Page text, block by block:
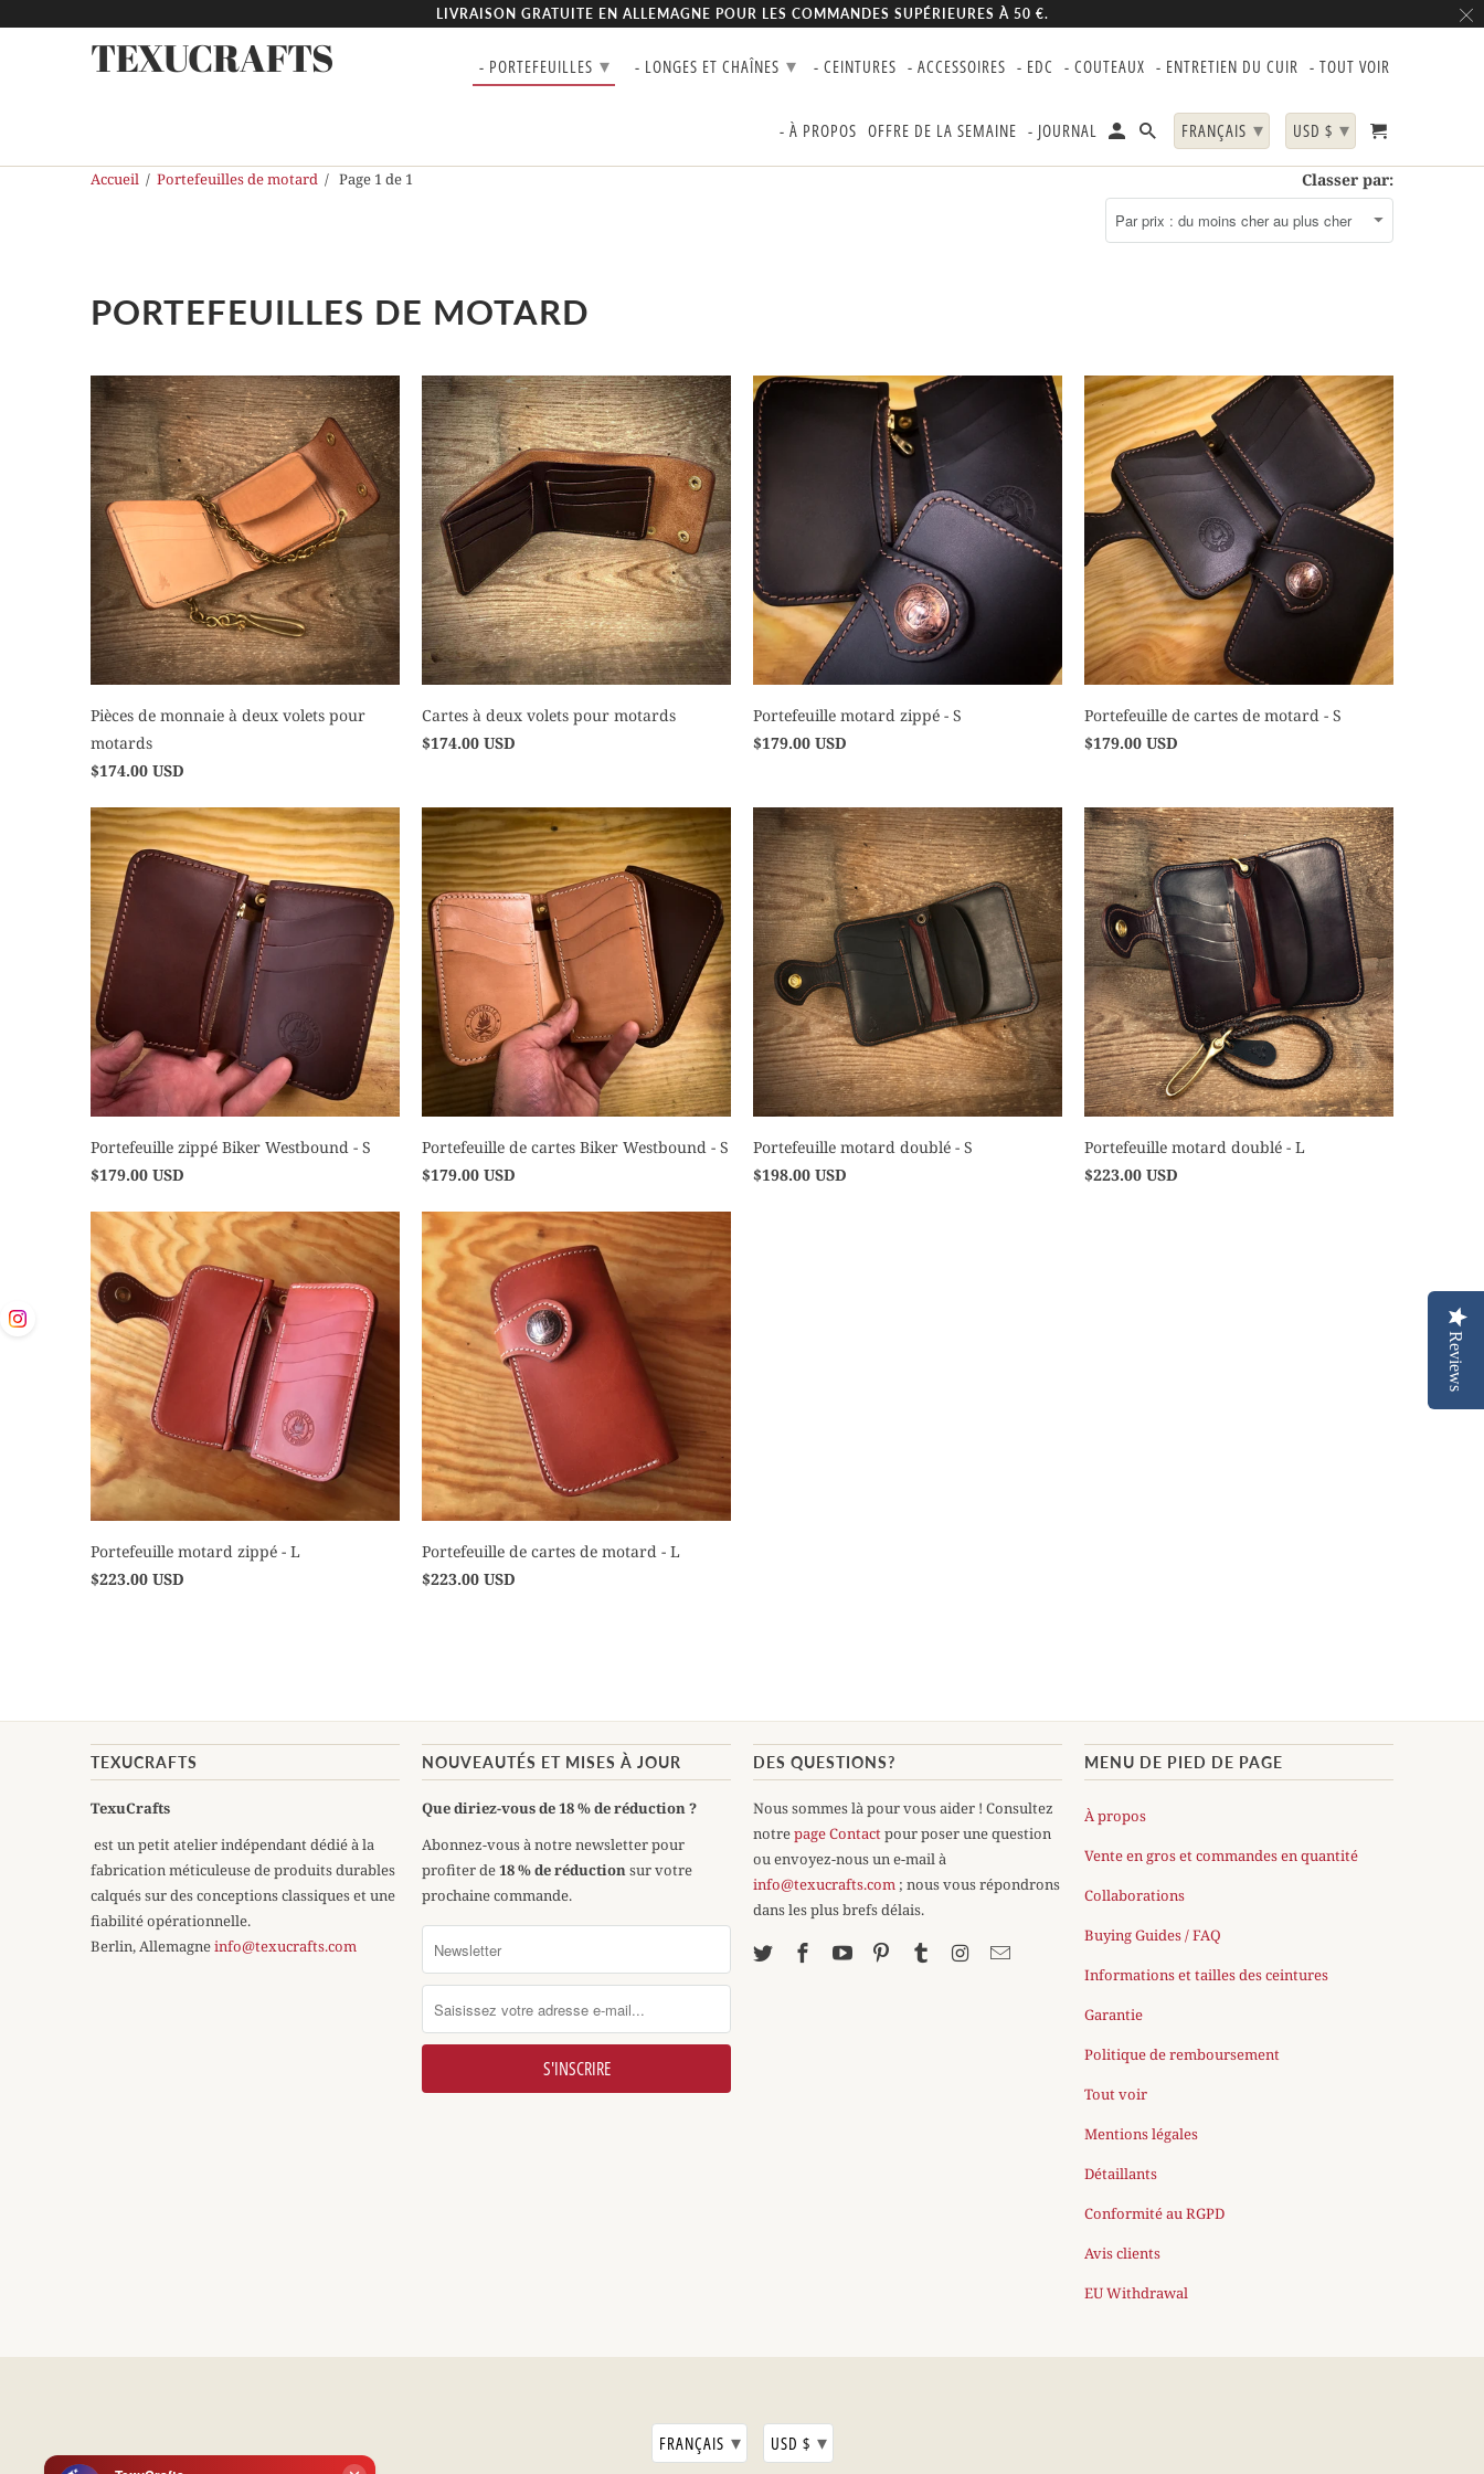
Accueil / Portefeuilles de motard / Page 1 de 1 Classer par:
PORTEFEUILLES DE MOTARD
Pièces de monnaie à deux volets pour
motards
$174.00 USD
Cartes à deux volets pour motards
$174.00 USD
Portefeuille motard zippé - S
$179.00 USD
Portefeuille de cartes de motard - S
$179.00 USD
Portefeuille zippé Biker Westbound - S
$179.00 USD
Portefeuille de cartes Biker Westbound - S
$179.00 USD
Portefeuille motard doublé - S
$198.00 USD
Portefeuille motard doublé - L
$223.00 USD
Portefeuille motard zippé - L
$223.00 USD
Portefeuille de cartes de motard - L
$223.00 USD
TEXUCRAFTS
TexuCrafts
est un petit atelier indépendant dédié à la
fabrication méticuleuse de produits durables
calqués sur des conceptions classiques et une
fiabilité opérationnelle.
Berlin, Allemagneinfo@texucrafts.com
NOUVEAUTÉS ET MISES À JOUR
Que diriez-vous de 18 % de réduction ?
Abonnez-vous à notre newsletter pour
profiter de18 % de réductionsur votre
prochaine commande.
DES QUESTIONS?
Nous sommes là pour vous aider ! Consultez
notrepage Contactpour poser une question
ou envoyez-nous un e-mail à
info@texucrafts.com ; nous vous répondrons
dans les plus brefs délais.
MENU DE PIED DE PAGE
À propos
Vente en gros et commandes en quantité
Collaborations
Buying Guides / FAQ
Informations et tailles des ceintures
Garantie
Politique de remboursement
Tout voir
Mentions légales
Détaillants
Conformité au RGPD
Avis clients
EU Withdrawal
FRANÇAIS ▾ USD $ ▾
Reviews
LIVRAISON GRATUITE EN ALLEMAGNE POUR LES COMMANDES SUPÉRIEURES À 50 €.
TEXUCRAFTS - PORTEFEUILLES ▾ - LONGES ET CHAÎNES ▾ - CEINTURES - ACCESSOIRES - EDC - COUTEAUX - ENTRETIEN DU CUIR - TOUT VOIR
- À PROPOS OFFRE DE LA SEMAINE - JOURNAL FRANÇAIS ▾ USD $ ▾